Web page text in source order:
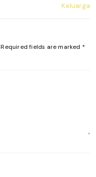
Keluarga
Required fields are marked *